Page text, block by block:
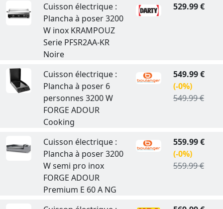
Cuisson électrique :
Plancha à poser 3200
W inox KRAMPOUZ
Serie PFSR2AA-KR
Noire
529.99 €
Cuisson électrique :
Plancha à poser 6
personnes 3200 W
FORGE ADOUR
Cooking
549.99 €
(-0%)
549.99 €
Cuisson électrique :
Plancha à poser 3200
W semi pro inox
FORGE ADOUR
Premium E 60 A NG
559.99 €
(-0%)
559.99 €